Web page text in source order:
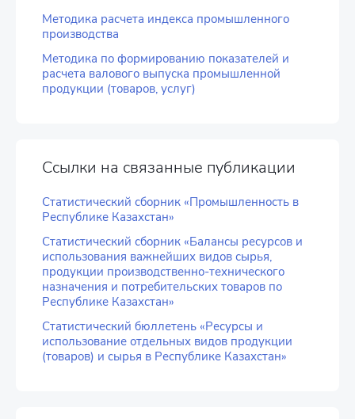
Методика расчета индекса промышленного
производства
Методика по формированию показателей и
расчета валового выпуска промышленной
продукции (товаров, услуг)
Ссылки на связанные публикации
Статистический сборник «Промышленность в
Республике Казахстан»
Статистический сборник «Балансы ресурсов и
использования важнейших видов сырья,
продукции производственно-технического
назначения и потребительских товаров по
Республике Казахстан»
Статистический бюллетень «Ресурсы и
использование отдельных видов продукции
(товаров) и сырья в Республике Казахстан»